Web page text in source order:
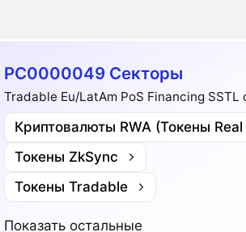
PC0000049 Секторы
Tradable Eu/LatAm PoS Financing SSTL
Токены ZkSync
Токены Tradable
Показать остальные